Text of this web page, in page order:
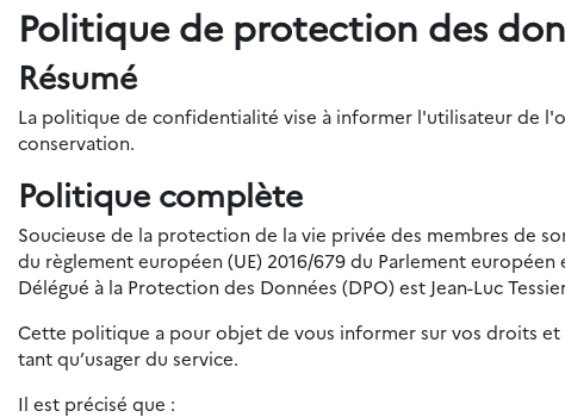
Politique de protection des
Résumé
La politique de confidentialité vise à informer l'utilisateur de
conservation.
Politique complète
Soucieuse de la protection de la vie privée des membres de
du règlement européen (UE) 2016/679 du Parlement
Délégué à la Protection des Données (DPO) est Jean-Luc
Cette politique a pour objet de vous informer sur vos droits et
tant qu’usager du service.
Il est précisé que :